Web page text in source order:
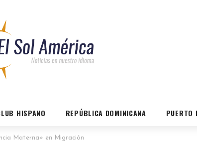
HISPANO REPÚBLICA DOMINICANA PUERTO
Materna» en Migración